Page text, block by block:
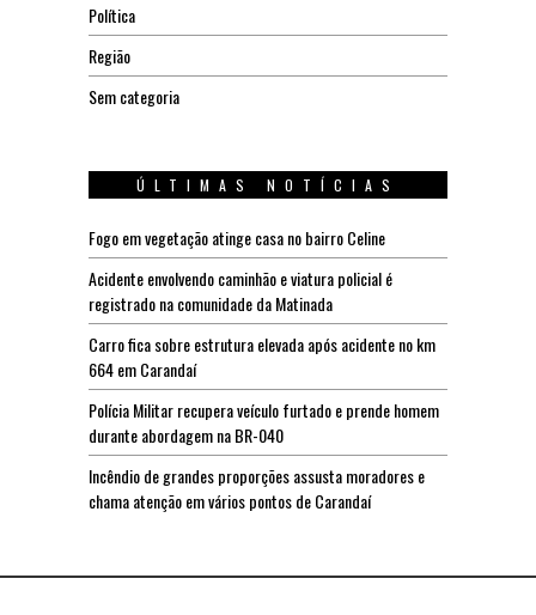
Política
Região
Sem categoria
ÚLTIMAS NOTÍCIAS
Fogo em vegetação atinge casa no bairro Celine
Acidente envolvendo caminhão e viatura policial é
registrado na comunidade da Matinada
Carro fica sobre estrutura elevada após acidente no km
664 em Carandaí
Polícia Militar recupera veículo furtado e prende homem
durante abordagem na BR-040
Incêndio de grandes proporções assusta moradores e
chama atenção em vários pontos de Carandaí